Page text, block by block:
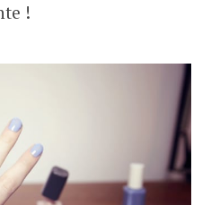
!